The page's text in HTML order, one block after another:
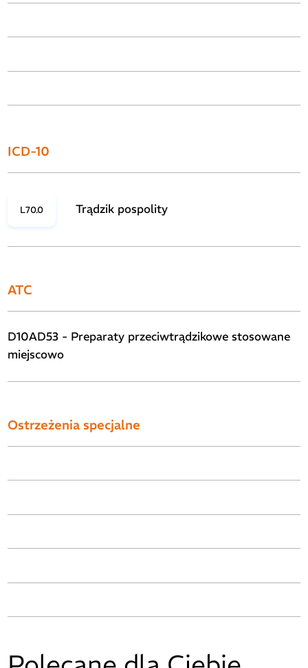
ICD-10
L70.0 Trądzik pospolity
ATC
D10AD53 - Preparaty przeciwtrądzikowe stosowane
miejscowo
Ostrzeżenia specjalne